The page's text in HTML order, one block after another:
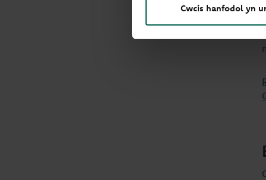
Cwcis hanfodol yn